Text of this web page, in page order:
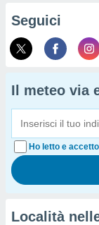
Seguici
Il meteo via
Ho letto e
Località